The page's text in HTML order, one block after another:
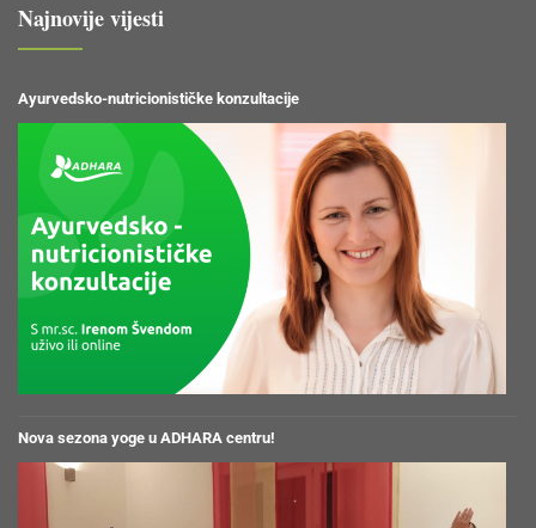
Najnovije vijesti
Ayurvedsko-nutricionističke konzultacije
Nova sezona yoge u ADHARA centru!